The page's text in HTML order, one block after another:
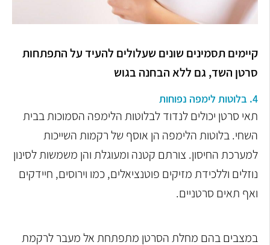
קיימים תסמינים שונים שעלולים להעיד על התפתחות
סרטן השד, גם ללא הבחנה בגוש
4. בלוטות לימפה נפוחות
תאי סרטן יכולים לנדוד לבלוטות הלימפה הסמוכות בבית
השחי. בלוטות הלימפה הן אוסף של רקמות השייכות
למערכת החיסון. צורתם קטנה ומעוגלת והן משמשות לסינון
נוזלים וללכידת מזיקים פוטנציאלים, כמו וירוסים, חיידקים
ואף תאים סרטניים.
במצבים בהם מחלת הסרטן מתפתחת אל מעבר לרקמת